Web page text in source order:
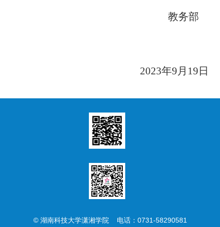
教务部
2023年9 月 19 日
© 湖南科技大学潇湘学院 电话：0731-58290581